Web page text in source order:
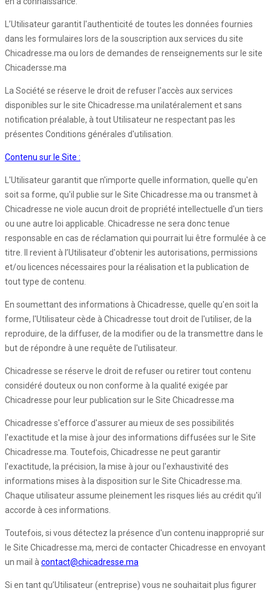
L’Utilisateur garantit l'authenticité de toutes les données fournies
dans les formulaires lors de la souscription aux services du site
Chicadresse.ma ou lors de demandes de renseignements sur le site
Chicadersse.ma
La Société se réserve le droit de refuser l'accès aux services
disponibles sur le site Chicadresse.ma unilatéralement et sans
notification préalable, à tout Utilisateur ne respectant pas les
présentes Conditions générales d'utilisation.
Contenu sur le Site :
L'Utilisateur garantit que n'importe quelle information, quelle qu'en
soit sa forme, qu'il publie sur le Site Chicadresse.ma ou transmet à
Chicadresse ne viole aucun droit de propriété intellectuelle d'un tiers
ou une autre loi applicable. Chicadresse ne sera donc tenue
responsable en cas de réclamation qui pourrait lui être formulée à ce
titre. Il revient à l’Utilisateur d'obtenir les autorisations, permissions
et/ou licences nécessaires pour la réalisation et la publication de
tout type de contenu.
En soumettant des informations à Chicadresse, quelle qu'en soit la
forme, l'Utilisateur cède à Chicadresse tout droit de l'utiliser, de la
reproduire, de la diffuser, de la modifier ou de la transmettre dans le
but de répondre à une requête de l'utilisateur.
Chicadresse se réserve le droit de refuser ou retirer tout contenu
considéré douteux ou non conforme à la qualité exigée par
Chicadresse pour leur publication sur le Site Chicadresse.ma
Chicadresse s'efforce d'assurer au mieux de ses possibilités
l'exactitude et la mise à jour des informations diffusées sur le Site
Chicadresse.ma. Toutefois, Chicadresse ne peut garantir
l'exactitude, la précision, la mise à jour ou l'exhaustivité des
informations mises à la disposition sur le Site Chicadresse.ma.
Chaque utilisateur assume pleinement les risques liés au crédit qu'il
accorde à ces informations.
Toutefois, si vous détectez la présence d'un contenu inapproprié sur
le Site Chicadresse.ma, merci de contacter Chicadresse en envoyant
un mail àcontact@chicadresse.ma
Si en tant qu’Utilisateur (entreprise) vous ne souhaitait plus figurer